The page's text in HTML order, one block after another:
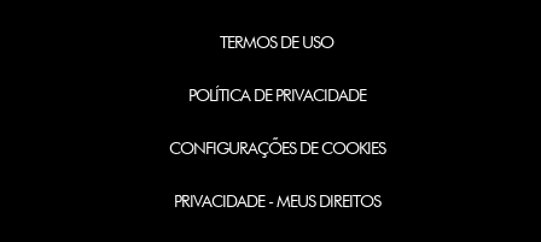
TERMOS DE USO
POLÍTICA DE PRIVACIDADE
CONFIGURAÇÕES DE COOKIES
PRIVACIDADE - MEUS DIREITOS